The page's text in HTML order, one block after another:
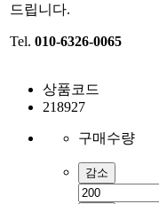
드립니다.
Tel. 010-6326-0065
상품코드
218927
구매수량
감소